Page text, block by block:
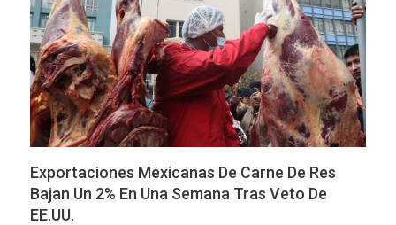
Exportaciones Mexicanas De Carne De Res
Bajan Un 2% En Una Semana Tras Veto De
EE.UU.